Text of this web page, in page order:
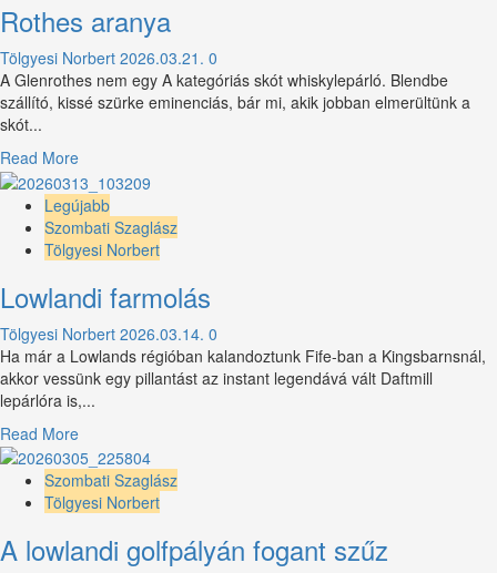
Rothes aranya
Tölgyesi Norbert 2026.03.21. 0
A Glenrothes nem egy A kategóriás skót whiskylepárló. Blendbe
szállító, kissé szürke eminenciás, bár mi, akik jobban elmerültünk a
skót...
Read MoreRead
more
about
Rothes
aranya
Legújabb
Szombati Szaglász
Tölgyesi Norbert
Lowlandi farmolás
Tölgyesi Norbert 2026.03.14. 0
Ha már a Lowlands régióban kalandoztunk Fife-ban a Kingsbarnsnál,
akkor vessünk egy pillantást az instant legendává vált Daftmill
lepárlóra is,...
Read MoreRead
more
about
Lowlandi
farmolás
Szombati Szaglász
Tölgyesi Norbert
A lowlandi golfpályán fogant szűz